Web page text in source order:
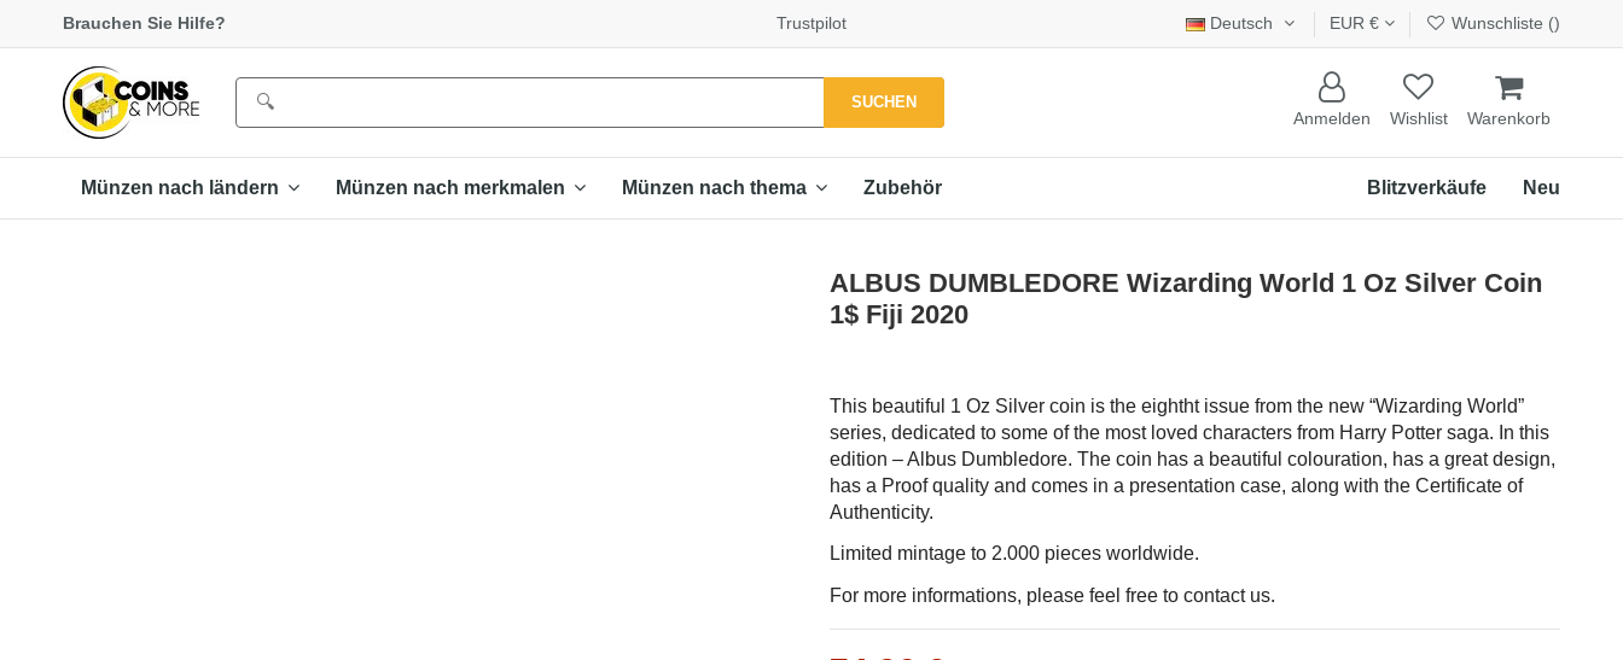
Brauchen Sie Hilfe? Trustpilot Deutsch EUR € Wunschliste ()
SUCHEN
Anmelden Wishlist Warenkorb
Münzen nach ländern Münzen nach merkmalen Münzen nach thema Zubehör Neu
Blitzverkäufe
ALBUS DUMBLEDORE Wizarding World 1 Oz Silver Coin
1$ Fiji 2020
This beautiful 1 Oz Silver coin is the eightht issue from the new “Wizarding World”
series, dedicated to some of the most loved characters from Harry Potter saga. In this
edition – Albus Dumbledore. The coin has a beautiful colouration, has a great design,
has a Proof quality and comes in a presentation case, along with the Certificate of
Authenticity.
Limited mintage to 2.000 pieces worldwide.
For more informations, please feel free to contact us.